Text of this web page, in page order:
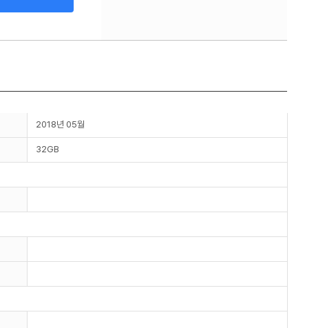
2018년 05월
32GB